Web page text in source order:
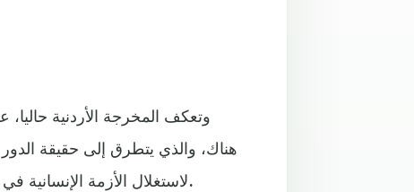
وتعكف المخرجة الأردنية
هناك، والذي يتطرق إلى حقيقة
لاستغلال الأزمة الإنسانية في أسلم، لإظهار أنها نتيجة للحرب التي يقودها التحالف العربي.